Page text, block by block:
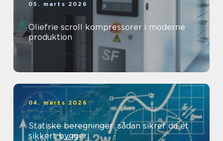
05. marts 2026
Oliefrie scroll kompressorer i moderne
produktion
04. marts 2026
Statiske beregninger: sådan sikrer du et
sikkert byggeri